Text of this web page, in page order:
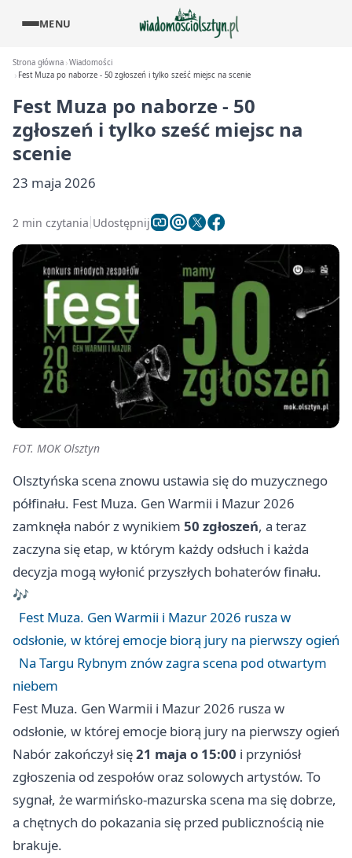
MENU
Strona główna Wiadomości
Fest Muza po naborze - 50 zgłoszeń i tylko sześć miejsc na scenie
Fest Muza po naborze - 50
zgłoszeń i tylko sześć miejsc na
scenie
23 maja 2026
2 min czytania Udostępnij
FOT. MOK Olsztyn
Olsztyńska scena znowu ustawia się do muzycznego
półfinału. Fest Muza. Gen Warmii i Mazur 2026
zamknęła nabór z wynikiem 50 zgłoszeń, a teraz
zaczyna się etap, w którym każdy odsłuch i każda
decyzja mogą wyłonić przyszłych bohaterów finału.
🎶
Fest Muza. Gen Warmii i Mazur 2026 rusza w
odsłonie, w której emocje biorą jury na pierwszy ogień
Na Targu Rybnym znów zagra scena pod otwartym
niebem
Fest Muza. Gen Warmii i Mazur 2026 rusza w
odsłonie, w której emocje biorą jury na pierwszy ogień
Nabór zakończył się21 maja o 15:00 i przyniósł
zgłoszenia od zespołów oraz solowych artystów. To
sygnał, że warmińsko-mazurska scena ma się dobrze,
a chętnych do pokazania się przed publicznością nie
brakuje.